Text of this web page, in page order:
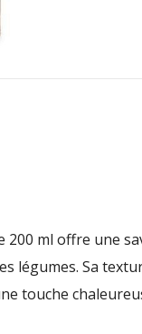
200 ml offre une
légumes. Sa
touche